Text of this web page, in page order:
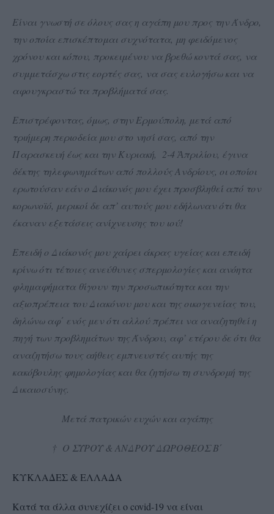
Είναι γνωστή σε όλους σας η αγάπη μου προς την Άνδρο,
την οποία επισκέπτομαι συχνότατα, μη φειδόμενος
χρόνου και κόπου, προκειμένου να βρεθώ κοντά σας, να
συμμετάσχω στις εορτές σας, να σας ευλογήσω και να
αφουγκραστώ τα προβλήματά σας.
Επιστρέφοντας, όμως, στην Ερμούπολη, μετά από
τριήμερη περιοδεία μου στο νησί σας, από την
Παρασκευή έως και την Κυριακή, 2-4 Ἀπριλίου, έγινα
δέκτης τηλεφωνημάτων από πολλούς Ανδρίους, οι οποίοι
ερωτούσαν εάν ο Διάκονός μου έχει προσβληθεί από τον
κορωνοϊό, μερικοί δε απ’ αυτούς μου εδήλωναν ότι θα
έκαναν εξετάσεις ανίχνευσης του ιού!
Επειδή ο Διάκονός μου χαίρει άκρας υγείας και επειδή
κρίνω ότι τέτοιες ανεύθυνες σπερμολογίες και ανόητα
φλημαφήματα θίγουν την προσωπικότητα και την
αξιοπρέπεια του Διακόνου μου και της οικογενείας του,
δηλώνω αφ΄ ενός μεν ότι αλλού πρέπει να αναζητηθεί η
πηγή των προβλημάτων της Άνδρου, αφ’ ετέρου δε ότι θα
αναζητήσω τους αήθεις εμπνευστές αυτής της
κακόβουλης φημολογίας και θα ζητήσω τη συνδρομή της
Δικαιοσύνης.
Μετά πατρικών ευχών και αγάπης
† Ο ΣΥΡΟΥ & ΑΝΔΡΟΥ ΔΩΡΟΘΕΟΣ Β΄
ΚΥΚΛΑΔΕΣ & ΕΛΛΑΔΑ
Κατά τα άλλα συνεχίζει ο covid-19 να είναι